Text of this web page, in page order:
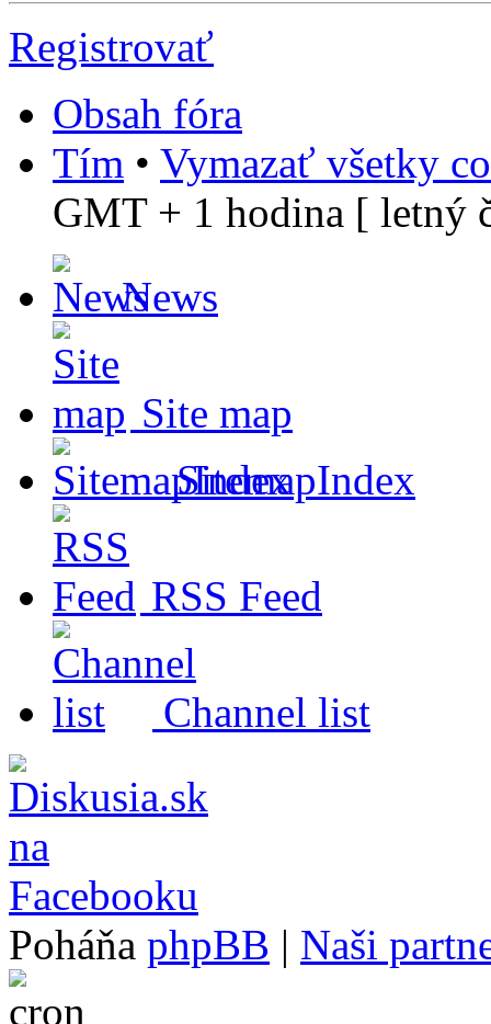
Registrovať
Obsah fóra
Tím • Vymazať všetky
GMT + 1 hodina [ letný
News
Site map
SitemapIndex
RSS Feed
Channel list
Poháňa phpBB | Naši